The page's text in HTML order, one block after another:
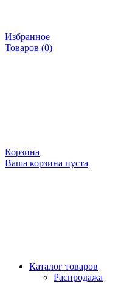
Избранное
Товаров (0)
Корзина
Ваша корзина пуста
Каталог товаров
Распродажа